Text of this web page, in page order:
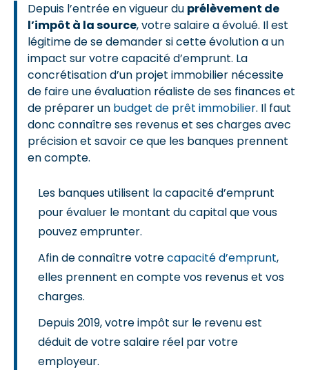
Depuis l’entrée en vigueur du prélèvement de
l’impôt à la source, votre salaire a évolué. Il est
légitime de se demander si cette évolution a un
impact sur votre capacité d’emprunt. La
concrétisation d’un projet immobilier nécessite
de faire une évaluation réaliste de ses finances et
de préparer un budget de prêt immobilier. Il faut
donc connaître ses revenus et ses charges avec
précision et savoir ce que les banques prennent
en compte.
Les banques utilisent la capacité d’emprunt
pour évaluer le montant du capital que vous
pouvez emprunter.
Afin de connaître votrecapacité d’emprunt,
elles prennent en compte vos revenus et vos
charges.
Depuis 2019, votre impôt sur le revenu est
déduit de votre salaire réel par votre
employeur.